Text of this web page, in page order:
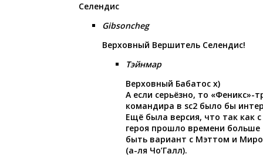
Селендис
Gibsoncheg
Верховный Вершитель Селендис!
Тэйнмар
Верховный Бабатос х)
А если серьёзно, то «Феникс»-
командира в sc2 было бы
Ещё была версия, что так как
героя прошло времени
быть вариант с Мэттом и
(а-ля Чо’Галл).